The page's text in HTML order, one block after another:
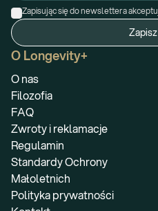
O Longevity+
O nas
Filozofia
FAQ
Zwroty i reklamacje
Regulamin
Standardy Ochrony
Małoletnich
Polityka prywatności
Zapisując się do newslettera